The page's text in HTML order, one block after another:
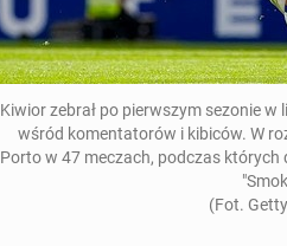
Kiwior zebrał po pierw­szym sezonie
wśród ko­men­ta­to­rów i kibiców. W
Porto w 47 meczach, podczas
(Fot.